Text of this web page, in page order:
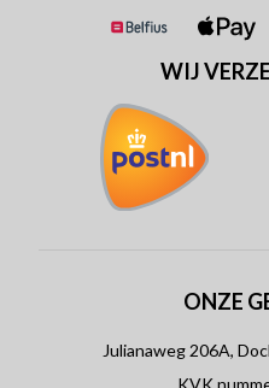
WIJ
ONZE
Julianaweg 206A,
KVK